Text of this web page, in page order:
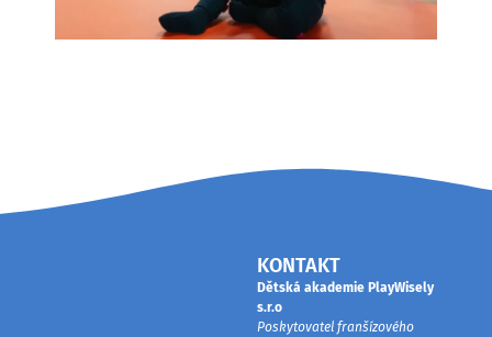
KONTAKT
Dětská akademie PlayWisely
s.r.o
Poskytovatel franšízového